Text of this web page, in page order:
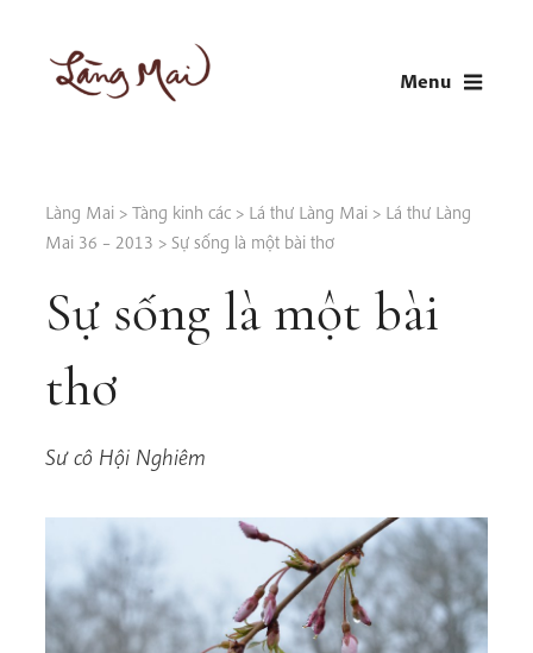
content
Menu
Làng Mai > Tàng kinh các > Lá thư Làng Mai > Lá thư Làng
Mai 36 – 2013 > Sự sống là một bài thơ
Sự sống là một bài
thơ
Sư cô Hội Nghiêm